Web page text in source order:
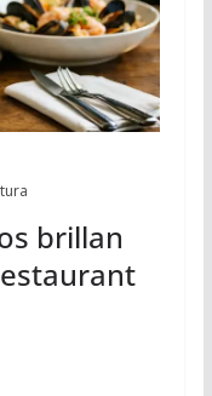
brillan